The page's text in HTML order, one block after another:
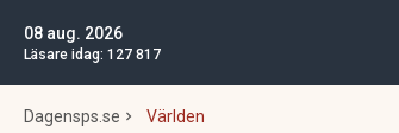
08 aug. 2026
Läsare idag: 127 817
Dagensps.se Världen